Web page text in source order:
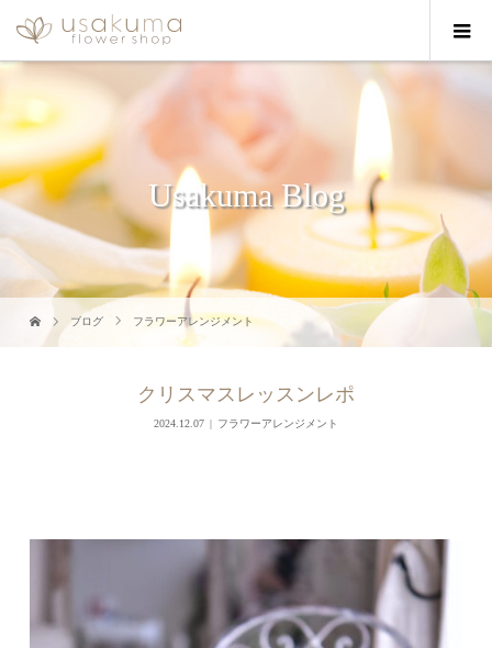
Usakuma Blog
ブログ フラワーアレンジメント
クリスマスレッスンレポ
2024.12.07 フラワーアレンジメント